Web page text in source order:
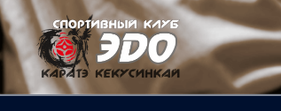
Перейти
к
содержимому